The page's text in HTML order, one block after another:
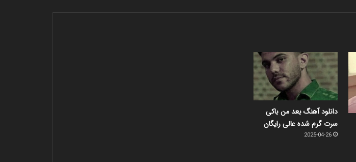
دانلود آهنگ بعد من باکی
سرت گرم شده عالی رایگان
2025-04-26